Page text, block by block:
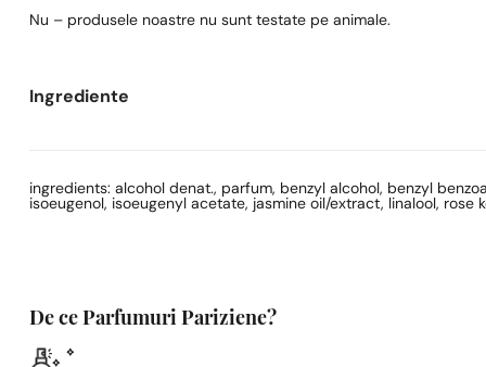
Nu – produsele noastre nu sunt testate pe animale.
Ingrediente
ingredients: alcohol denat., parfum, benzyl alcohol, benzyl
isoeugenol, isoeugenyl acetate, jasmine oil/extract, linalool,
De ce Parfumuri Pariziene?